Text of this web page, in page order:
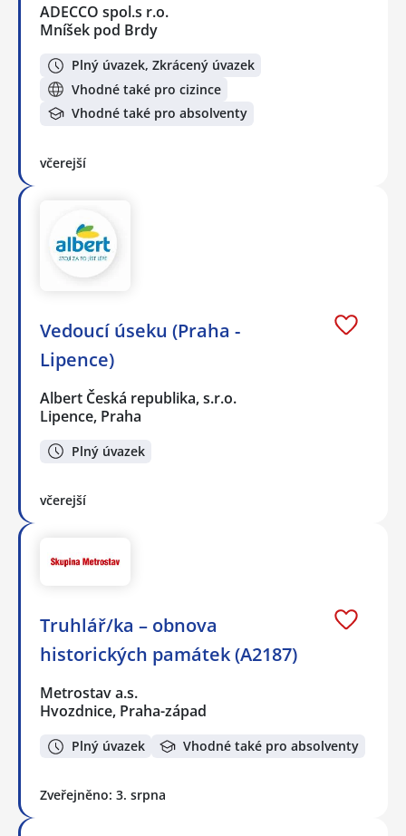
ADECCO spol.s r.o.
Mníšek pod Brdy
Plný úvazek, Zkrácený úvazek
Vhodné také pro cizince
Vhodné také pro absolventy
včerejší
Vedoucí úseku (Praha -
Lipence)
Albert Česká republika, s.r.o.
Lipence, Praha
Plný úvazek
včerejší
Truhlář/ka – obnova
historických památek (A2187)
Metrostav a.s.
Hvozdnice, Praha-západ
Plný úvazek Vhodné také pro absolventy
Zveřejněno: 3. srpna